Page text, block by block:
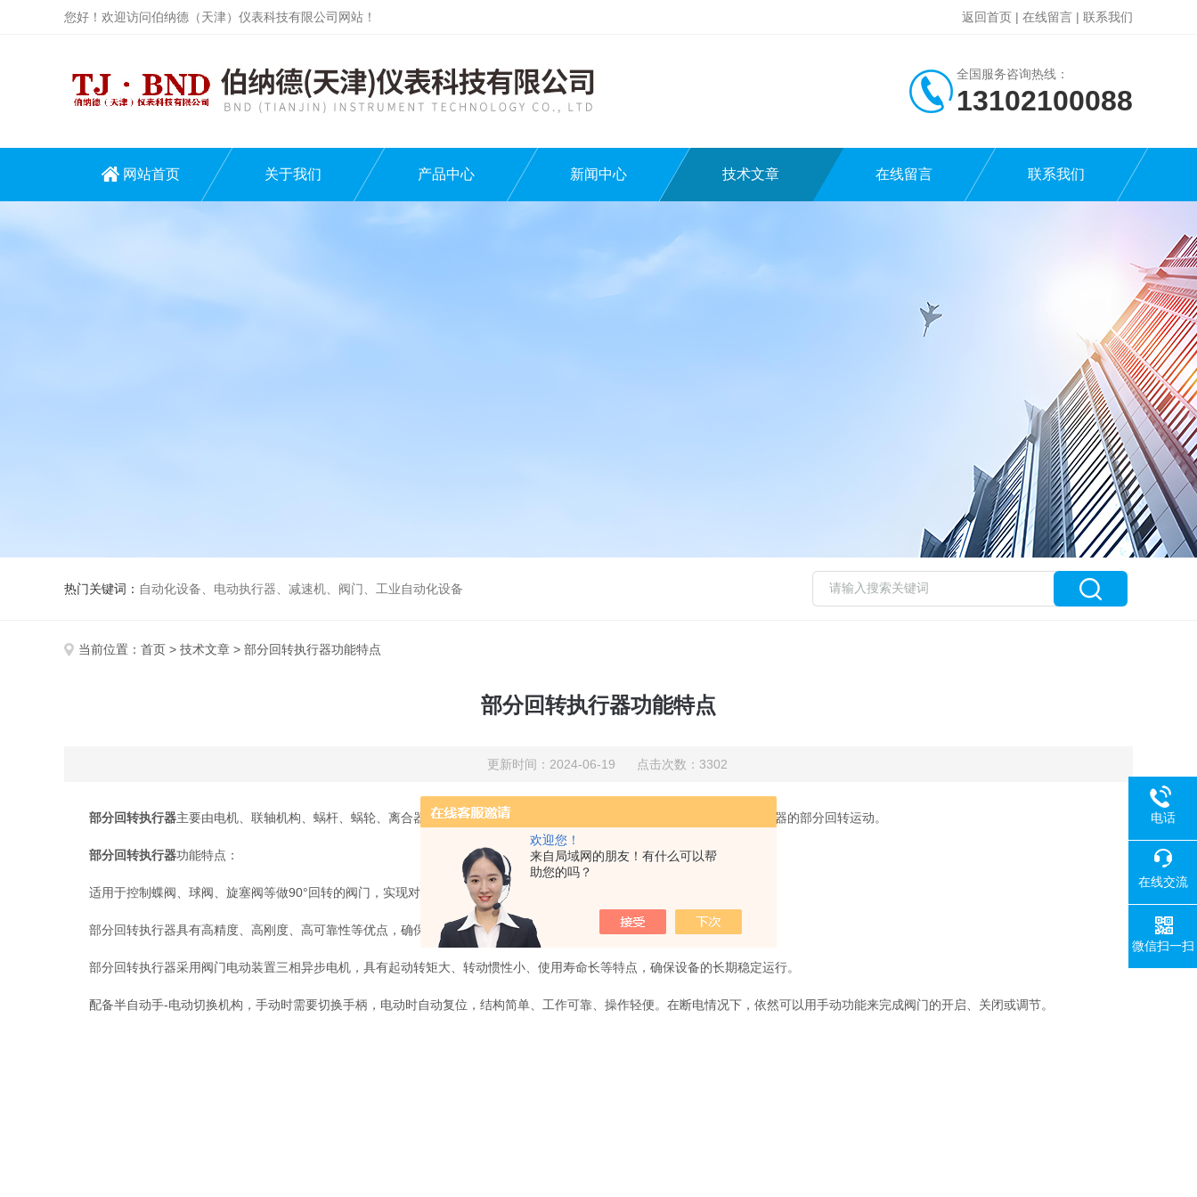
欢迎您！
来自局域网的朋友！有什么可以帮
助您的吗？
您好！欢迎访问伯纳德（天津）仪表科技有限公司网站！ 返回首页 | 在线留言 | 联系我们
全国服务咨询热线：
13102100088
网站首页 关于我们 产品中心 新闻中心 技术文章 在线留言 联系我们
热门关键词： 自动化设备、电动执行器、减速机、阀门、工业自动化设备
当前位置： 首页 > 技术文章 > 部分回转执行器功能特点
部分回转执行器功能特点
更新时间：2024-06-19 点击次数：3302
部分回转执行器主要由电机、联轴机构、蜗杆、蜗轮、离合器、输出轴以及锥齿轮等部件组成。这些部件协同工作，实现执行器的部分回转运动。
部分回转执行器功能特点：
适用于控制蝶阀、球阀、旋塞阀等做90°回转的阀门，实现对阀门的开启、关闭或调节控制。
部分回转执行器具有高精度、高刚度、高可靠性等优点，确保在工业自动化、机器人、航空航天等领域中的稳定运行。
部分回转执行器采用阀门电动装置三相异步电机，具有起动转矩大、转动惯性小、使用寿命长等特点，确保设备的长期稳定运行。
配备半自动手-电动切换机构，手动时需要切换手柄，电动时自动复位，结构简单、工作可靠、操作轻便。在断电情况下，依然可以用手动功能来完成阀门的开启、关闭或调节。
电话
在线交流
微信扫一扫